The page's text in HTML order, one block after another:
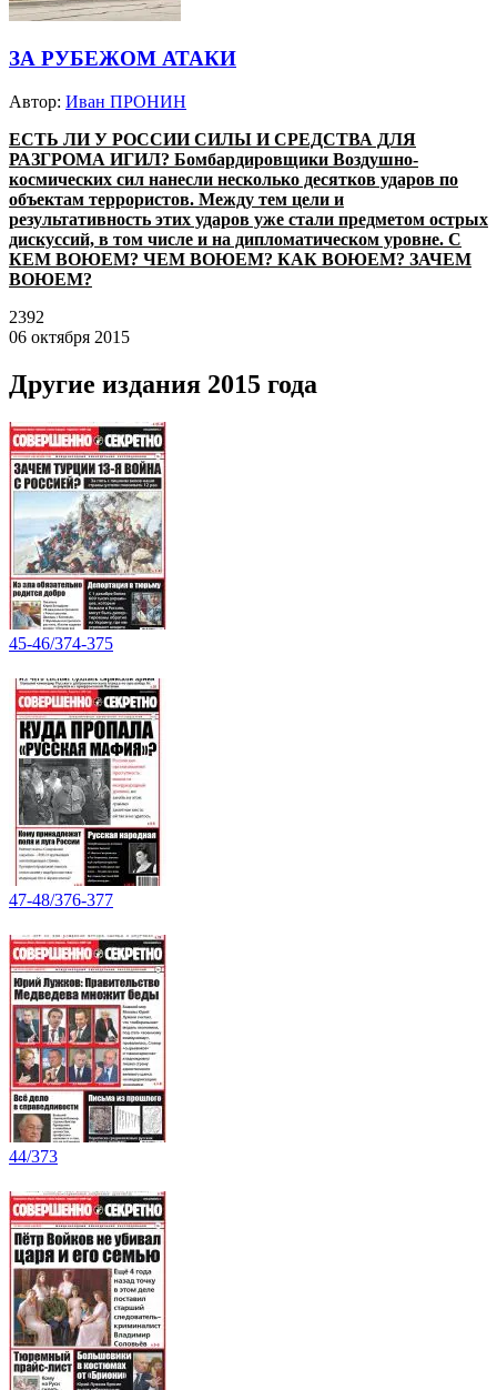
ЗА РУБЕЖОМ АТАКИ
Автор: Иван ПРОНИН
ЕСТЬ ЛИ У РОССИИ СИЛЫ И СРЕДСТВА ДЛЯ
РАЗГРОМА ИГИЛ? Бомбардировщики Воздушно-
космических сил нанесли несколько десятков ударов по
объектам террористов. Между тем цели и
результативность этих ударов уже стали предметом острых
дискуссий, в том числе и на дипломатическом уровне. С
КЕМ ВОЮЕМ? ЧЕМ ВОЮЕМ? КАК ВОЮЕМ? ЗАЧЕМ
ВОЮЕМ?
2392
06 октября 2015
Другие издания 2015 года
45-46/374-375
47-48/376-377
44/373